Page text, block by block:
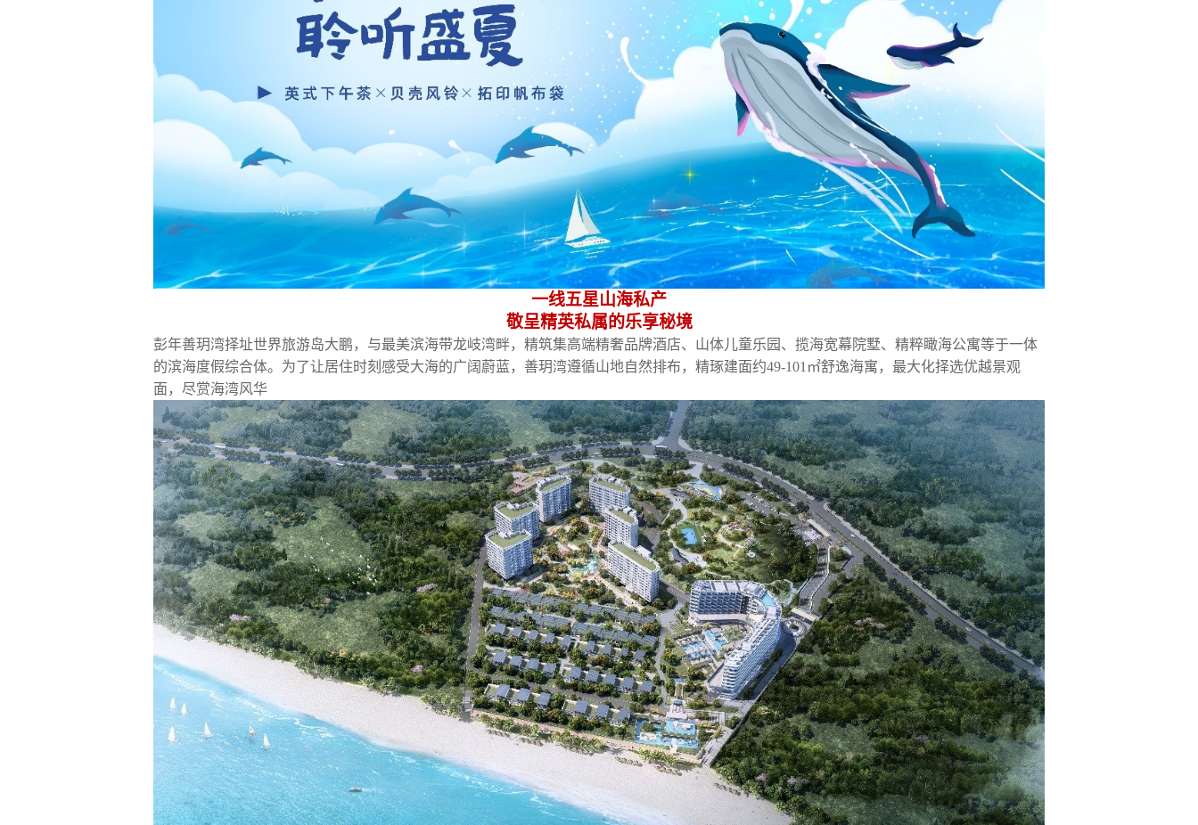
一线五星山海私产
敬呈精英私属的乐享秘境
彭年善玥湾择址世界旅游岛大鹏，与最美滨海带龙岐湾畔，精筑集高端精奢品牌酒店、山体儿童乐园、揽海宽幕院墅、精粹瞰海公寓等于一体
的滨海度假综合体。为了让居住时刻感受大海的广阔蔚蓝，善玥湾遵循山地自然排布，精琢建面约49-101 ㎡舒逸海寓，最大化择选优越景观
面，尽赏海湾风华